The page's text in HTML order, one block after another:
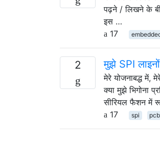
पढ़ने / लिखने के
इस …
17
2 मुझे SPI
मेरे योजनाबद्ध
क्या मुझे भिगोना
सीरियल फैशन में
17
spi